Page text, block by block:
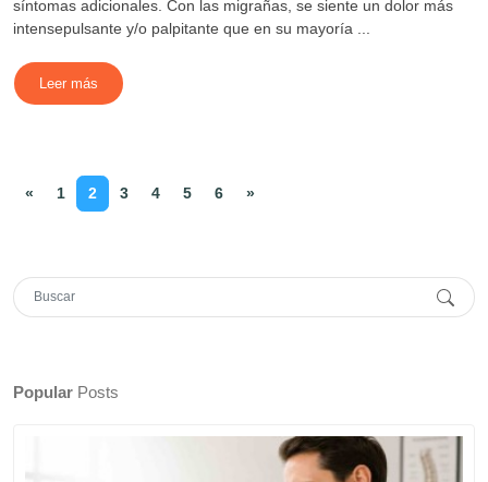
síntomas adicionales. Con las migrañas, se siente un dolor más
intensepulsante y/o palpitante que en su mayoría ...
Leer más
« 1 2 3 4 5 6 »
Popular Posts